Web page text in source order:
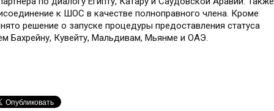
к ШОС в качестве полноправного члена. Кроме
решение о запуске процедуры предоставления статуса
Бахрейну, Кувейту, Мальдивам, Мьянме и ОАЭ.